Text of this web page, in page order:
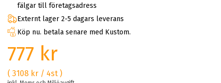
fälgar till företagsadress
Externt lager 2-5 dagars leverans
Köp nu. betala senare med Kustom.
777 kr
( 3108 kr / 4st )